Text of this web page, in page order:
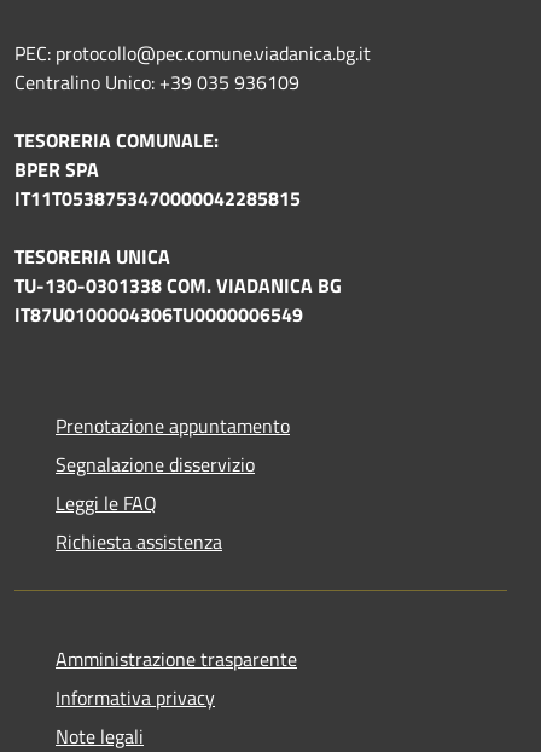
PEC: protocollo@pec.comune.viadanica.bg.it
Centralino Unico: +39 035 936109
TESORERIA COMUNALE:
BPER SPA
IT11T0538753470000042285815
TESORERIA UNICA
TU-130-0301338 COM. VIADANICA BG
IT87U0100004306TU0000006549
Prenotazione appuntamento
Segnalazione disservizio
Leggi le FAQ
Richiesta assistenza
Amministrazione trasparente
Informativa privacy
Note legali